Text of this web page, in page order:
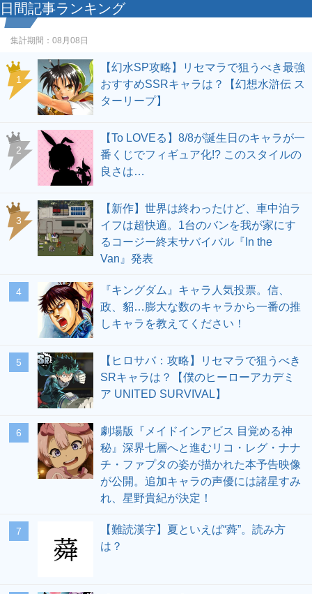
日間記事ランキング
集計期間： 08月08日
1
【幻水SP攻略】リセマラで狙うべき最強
おすすめSSRキャラは？【幻想水滸伝 ス
ターリープ】
2
【To LOVEる】8/8が誕生日のキャラが一
番くじでフィギュア化!? このスタイルの
良さは…
3
【新作】世界は終わったけど、車中泊ラ
イフは超快適。1台のバンを我が家にす
るコージー終末サバイバル『In the
Van』発表
4
『キングダム』キャラ人気投票。信、
政、貂…膨大な数のキャラから一番の推
しキャラを教えてください！
5
【ヒロサバ：攻略】リセマラで狙うべき
SRキャラは？【僕のヒーローアカデミ
ア UNITED SURVIVAL】
6
劇場版『メイドインアビス 目覚める神
秘』深界七層へと進むリコ・レグ・ナナ
チ・ファプタの姿が描かれた本予告映像
が公開。追加キャラの声優には諸星すみ
れ、星野貴紀が決定！
7
【難読漢字】夏といえば“蕣”。読み方
は？